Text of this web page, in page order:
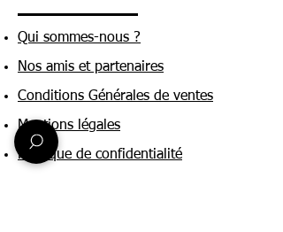
Qui sommes-nous ?
Nos amis et partenaires
Conditions Générales de ventes
Mentions légales
Politique de confidentialité